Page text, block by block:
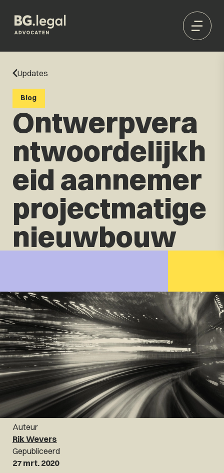
Updates
Blog
Ontwerpvera
ntwoordelijkh
eid aannemer
projectmatige
nieuwbouw
Auteur
Rik Wevers
Gepubliceerd
27 mrt. 2020